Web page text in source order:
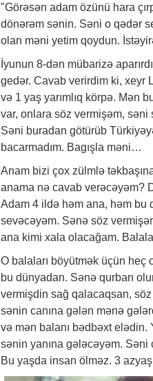
"Görəsən adam özünü hara
dönərəm sənin. Səni o qədər
olan məni yetim qoydun.
İyunun 8-dən mübarizə
gedər. Cavab verirdim ki, xeyr
və 1 yaş yarımlıq körpə. Mən
var, onlara söz vermişəm,
Səni buradan götürüb
bacarmadım. Bagışla məni…
Anam bizi çox zülmlə
anama nə cavab verəcəyəm?
Adam 4 ildə həm ana, həm bu
sevəcəyəm. Sənə söz
ana kimi xala olacağam.
O balaları böyütmək üçün heç
bu dünyadan. Sənə qurban
vermişdin sağ qalacaqsan,
sənin canına gələn mənə
və mən balanı bədbəxt elədin.
sənin yanına gələcəyəm.
Bu yaşda insan ölməz. 3